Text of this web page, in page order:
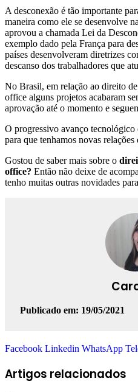
A desconexão é tão importante
maneira como ele se desenvolve
aprovou a chamada Lei da
exemplo dado pela França para
países desenvolveram diretrizes
descanso dos trabalhadores que
No Brasil, em relação ao direito
office alguns projetos acabaram
aprovação até o momento e
O progressivo avanço
para que tenhamos novas relações
Gostou de saber mais sobre o
office? Então não deixe de
tenho muitas outras novidades
Publicado em: 19/05/2021
Facebook Linkedin WhatsApp
Artigos relacionados